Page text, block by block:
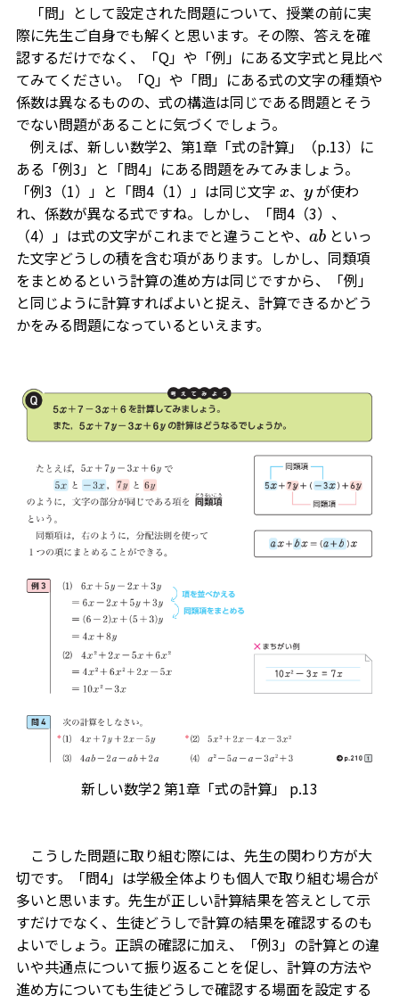
「問」として設定された問題について、授業の前に実
際に先生ご自身でも解くと思います。その際、答えを確
認するだけでなく、「Q」や「例」にある文字式と見比べ
てみてください。「Q」や「問」にある式の文字の種類や
係数は異なるものの、式の構造は同じである問題とそう
でない問題があることに気づくでしょう。
例えば、新しい数学2、第1章「式の計算」（p.13）に
ある「例3」と「問4」にある問題をみてみましょう。
「例3（1）」と「問4（1）」は同じ文字 x、yが使わ
れ、係数が異なる式ですね。しかし、「問4（3）、
（4）」は式の文字がこれまでと違うことや、 abといっ
た文字どうしの積を含む項があります。しかし、同類項
をまとめるという計算の進め方は同じですから、「例」
と同じように計算すればよいと捉え、計算できるかどう
かをみる問題になっているといえます。
新しい数学2 第1章「式の計算」 p.13
こうした問題に取り組む際には、先生の関わり方が大
切です。「問4」は学級全体よりも個人で取り組む場合が
多いと思います。先生が正しい計算結果を答えとして示
すだけでなく、生徒どうしで計算の結果を確認するのも
よいでしょう。正誤の確認に加え、「例3」の計算との違
いや共通点について振り返ることを促し、計算の方法や
進め方についても生徒どうしで確認する場面を設定する